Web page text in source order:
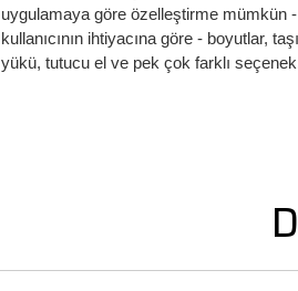
uygulamaya göre özelleştirme mümkün -
kullanıcının ihtiyacına göre - boyutlar,
yükü, tutucu el ve pek çok farklı